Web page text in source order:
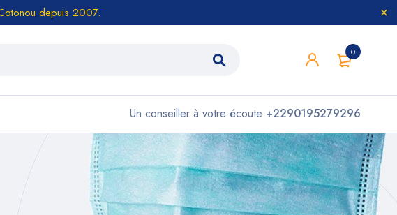
depuis 2007.
0
Un conseiller à votre écoute +2290195279296